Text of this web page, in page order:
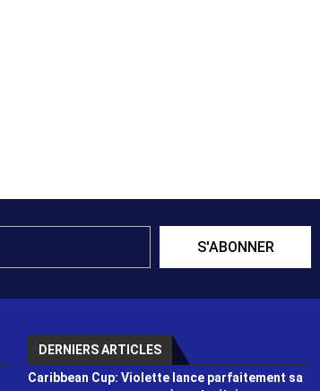
S'ABONNER
DERNIERS ARTICLES
Caribbean Cup: Violette lance parfaitement sa